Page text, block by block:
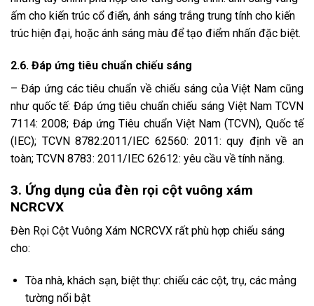
ấm cho kiến trúc cổ điển, ánh sáng trắng trung tính cho kiến
trúc hiện đại, hoặc ánh sáng màu để tạo điểm nhấn đặc biệt.
2.6. Đáp ứng tiêu chuẩn chiếu sáng
– Đáp ứng các tiêu chuẩn về chiếu sáng của Việt Nam cũng
như quốc tế: Đáp ứng tiêu chuẩn chiếu sáng Việt Nam TCVN
7114: 2008; Đáp ứng Tiêu chuẩn Việt Nam (TCVN), Quốc tế
(IEC); TCVN 8782:2011/IEC 62560: 2011: quy định về an
toàn; TCVN 8783: 2011/IEC 62612: yêu cầu về tính năng.
3. Ứng dụng của đèn rọi cột vuông xám
NCRCVX
Đèn Rọi Cột Vuông Xám NCRCVX rất phù hợp chiếu sáng
cho:
Tòa nhà, khách sạn, biệt thự: chiếu các cột, trụ, các mảng
tường nổi bật